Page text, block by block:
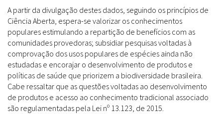
A partir da divulgação destes dados, seguindo os princípios de
Ciência Aberta, espera-se valorizar os conhecimentos
populares estimulando a repartição de benefícios com as
comunidades provedoras; subsidiar pesquisas voltadas à
comprovação dos usos populares de espécies ainda não
estudadas e encorajar o desenvolvimento de produtos e
políticas de saúde que priorizem a biodiversidade brasileira.
Cabe ressaltar que as questões voltadas ao desenvolvimento
de produtos e acesso ao conhecimento tradicional associado
são regulamentadas pela Lei nº 13.123, de 2015.